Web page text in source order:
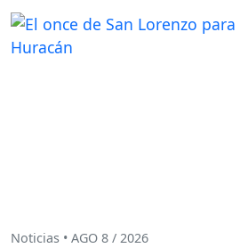
Noticias • AGO 8 / 2026